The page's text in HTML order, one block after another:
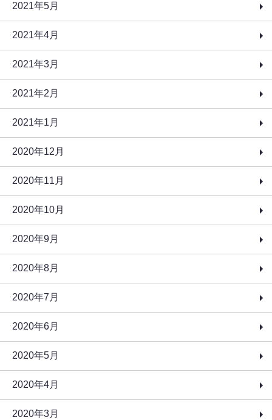
2021年5月
2021年4月
2021年3月
2021年2月
2021年1月
2020年12月
2020年11月
2020年10月
2020年9月
2020年8月
2020年7月
2020年6月
2020年5月
2020年4月
2020年3月